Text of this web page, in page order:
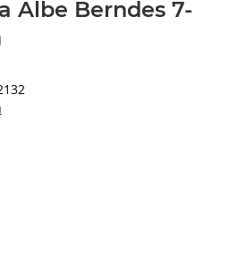
Albe Berndes 7-